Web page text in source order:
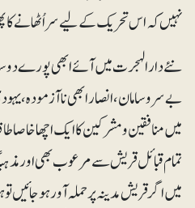
نہیں کہ اس تحریک کے لیے سر اُٹھانے کا
نئے دارالہجرت میں آئے ابھی پورے دو
بے سروسامان، انصار ابھی ناآزمودہ،
میں منافقین و مشرکین کا ایک اچھا
تمام قبائل قریش سے مرعوب بھی اور
میں اگر قریش مدینہ پر حملہ آور ہوجائیں